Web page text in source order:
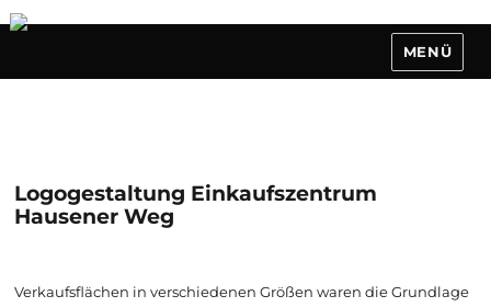
MENÜ
Logogestaltung Einkaufszentrum
Hausener Weg
Verkaufsflächen in verschiedenen Größen waren die Grundlage